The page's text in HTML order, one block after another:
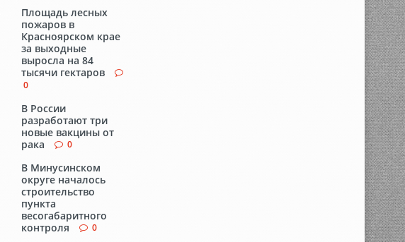
Площадь лесных
пожаров в
Красноярском крае
за выходные
выросла на 84
тысячи гектаров
0
В России
разработают три
новые вакцины от
рака
0
В Минусинском
округе началось
строительство
пункта
весогабаритного
контроля
0